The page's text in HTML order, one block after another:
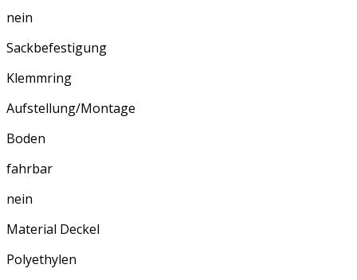
nein
Sackbefestigung
Klemmring
Aufstellung/Montage
Boden
fahrbar
nein
Material Deckel
Polyethylen